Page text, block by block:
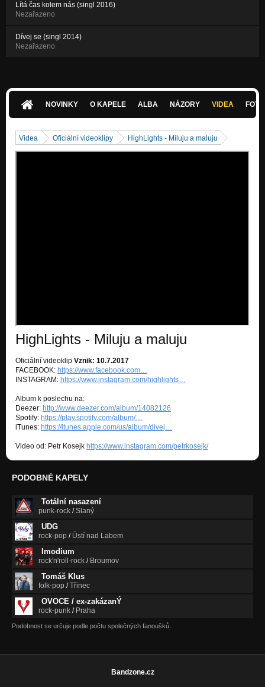
Lítá čas kolem nás (singl 2016)
Nezařazeno
Dívej se (singl 2014)
Nezařazeno
NOVINKY O KAPELE ALBA NÁZORY VIDEA
Videa Oficiální videoklipy HighLights - Miluju a maluju
HighLights - Miluju a maluju
Oficiální videoklip Vznik: 10.7.2017
FACEBOOK: https://www.facebook.com…
INSTAGRAM: https://www.instagram.com/highlights…
Album k poslechu na:
Deezer: http://www.deezer.com/album/14082126
Spotify: https://play.spotify.com/album/…
iTunes: https://itunes.apple.com/us/album/divej…
Video od: Petr Kosejk https://www.instagram.com/petrkosejk/
PODOBNÉ KAPELY
Totální nasazení
punk-rock /Slaný
UDG
rock-pop / Ústí nad Labem
Imodium
rock'n'roll-rock / Broumov
Tomáš Klus
folk-pop /Třinec
OVOCE / ex-zakázanÝ
rock-punk / Praha
Podobnost se určuje podle počtu společných fanoušků.
Bandzone.cz